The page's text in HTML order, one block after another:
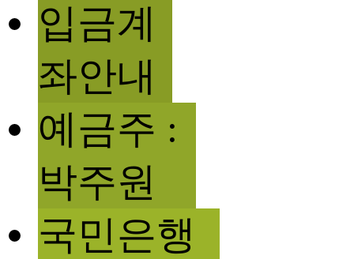
입금계
좌안내
예금주 :
박주원
국민은행